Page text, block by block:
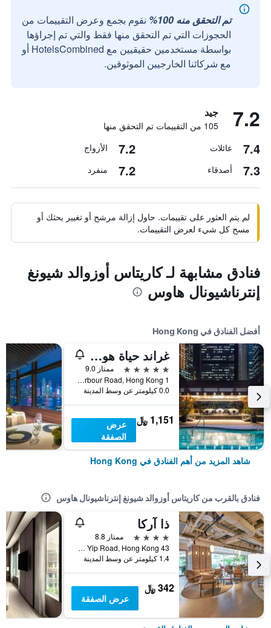
تم التحقق منه 100%
نقوم بجمع وعرض التقييمات من
الحجوزات التي تم التحقق منها فقط والتي تم إجراؤها
بواسطة مستخدمين حقيقيين مع HotelsCombined أو
مع شركائنا الخارجيين الموثوقين.
7.2 جيد
105 من التقييمات تم التحقق منها
7.4 عائلات 7.2 الأزواج
7.3 أصدقاء 7.2 منفرد
لم يتم العثور على تقييمات. حاول إزالة مرشح أو تغيير بحثك أو
مسح كل شيء لعرض التقييمات.
فنادق مشابهة لـ كاريتاس أوزوالد شيونغ
إنترناشيونال هاوس
أفضل الفنادق في Hong Kong
غراند حياة هونغ كونغ
5 نجوم
ممتاز 9.0
1 Harbour Road, Hong Kong, هونغ كونغ
0.0 كيلومتر عن وسط المدينة
1,151 ﷼
عرض
الصفقة
شاهد المزيد من أهم الفنادق في Hong Kong
فنادق بالقرب من كاريتاس أوزوالد شيونغ إنترناشيونال هاوس
ذا آركا
4 نجوم
ممتاز 8.8
43 Heung Yip Road, Hong Kong, هونغ كونغ
1.4 كيلومتر عن وسط المدينة
342 ﷼
عرض الصفقة